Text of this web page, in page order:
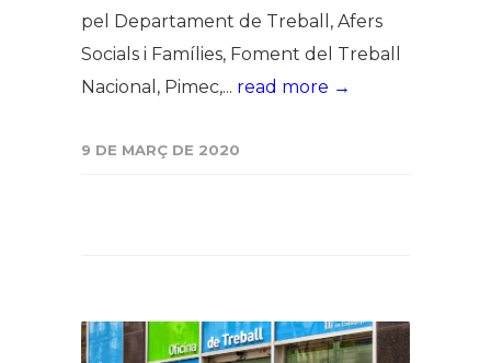
pel Departament de Treball, Afers
Socials i Famílies, Foment del Treball
Nacional, Pimec,... read more →
9 DE MARÇ DE 2020